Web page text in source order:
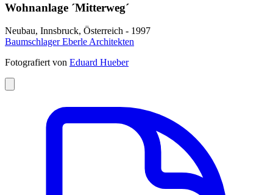
Wohnanlage ´Mitterweg´
Neubau, Innsbruck, Österreich - 1997
Baumschlager Eberle Architekten
Fotografiert von Eduard Hueber